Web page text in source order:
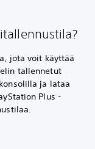
jota voit käyttää
tallennetut
ja lataa
Plus -